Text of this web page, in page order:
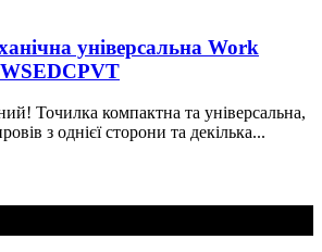
універсальна Work
Точилка компактна та універсальна,
з однієї сторони та декілька...